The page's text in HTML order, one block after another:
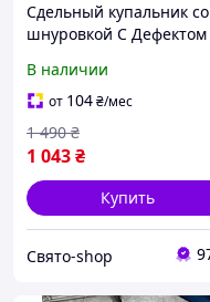
Сдельный купальник со
шнуровкой С Дефектом
В наличии
от 104₴/мес
1 043₴
1 490 ₴
Купить
Свято-shop